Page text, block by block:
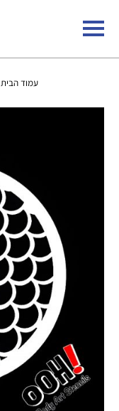
עמוד הבית